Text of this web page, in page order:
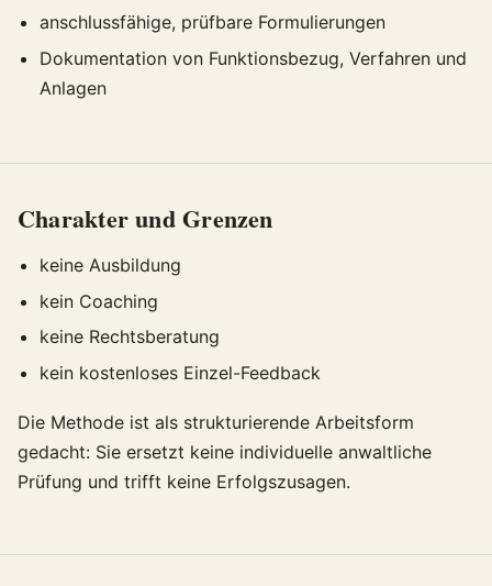
anschlussfähige, prüfbare Formulierungen
Dokumentation von Funktionsbezug, Verfahren und
Anlagen
Charakter und Grenzen
keine Ausbildung
kein Coaching
keine Rechtsberatung
kein kostenloses Einzel-Feedback
Die Methode ist als strukturierende Arbeitsform
gedacht: Sie ersetzt keine individuelle anwaltliche
Prüfung und trifft keine Erfolgszusagen.